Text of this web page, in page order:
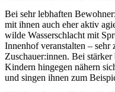
Bei sehr lebhaften
mit ihnen auch eher aktiv
wilde Wasserschlacht mit
Innenhof veranstalten –
Zuschauer:innen. Bei
Kindern hingegen nähern
und singen ihnen zum